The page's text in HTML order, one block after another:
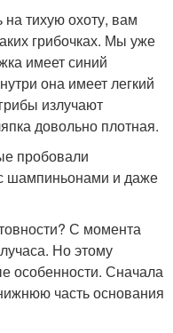
тихую охоту, вам
грибочках. Мы уже
имеет синий
она имеет легкий
излучают
довольно плотная.
пробовали
шампиньонами и даже
С момента
Но этому
особенности. Сначала
часть основания